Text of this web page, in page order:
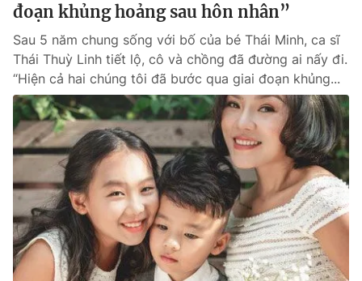
Nguyễn Trọng Ninh
024.38 355 931 - 024.38 355 932
Ðiện thoại Thời báo VTV:
024.66 897 897
Email: toasoan@vtv.vn
Liên hệ quảng cáo:024-7300.7108
đoạn khủng hoảng sau hôn nhân”
Sau 5 năm chung sống với bố của bé Thái Minh, ca sĩ
Thái Thuỳ Linh tiết lộ, cô và chồng đã đường ai nấy đi.
“Hiện cả hai chúng tôi đã bước qua giai đoạn khủng...